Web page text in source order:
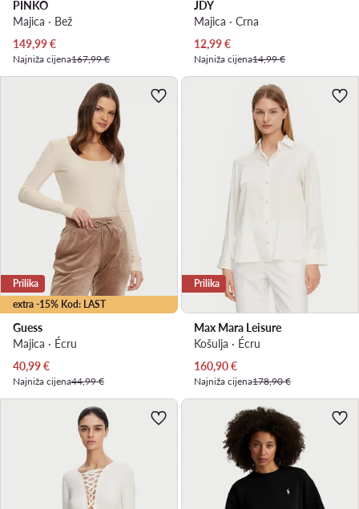
PINKO
Majica · Bež
Trenutna cijena
149,99€
Najniža cijena167,99 €
JDY
Majica · Crna
Trenutna cijena
12,99€
Najniža cijena14,99 €
extra -15% Kod: LAST
Prilika
Guess
Majica · Écru
Trenutna cijena
40,99€
Najniža cijena44,99 €
Prilika
Max Mara Leisure
Košulja · Écru
Trenutna cijena
160,90€
Najniža cijena178,90 €